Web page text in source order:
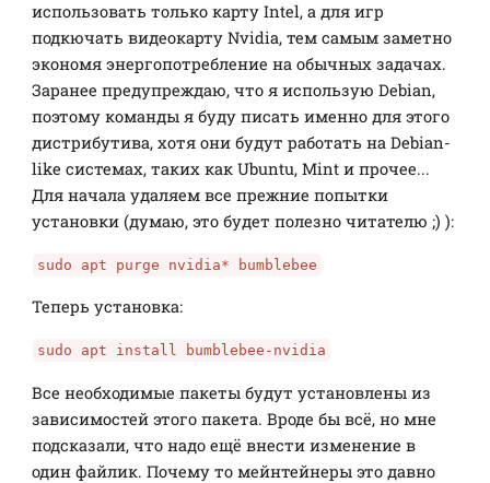
использовать только карту Intel, а для игр
подкючать видеокарту Nvidia, тем самым заметно
экономя энергопотребление на обычных задачах.
Заранее предупреждаю, что я использую Debian,
поэтому команды я буду писать именно для этого
дистрибутива, хотя они будут работать на Debian-
like системах, таких как Ubuntu, Mint и прочее...
Для начала удаляем все прежние попытки
установки (думаю, это будет полезно читателю ;) ):
sudo apt purge nvidia* bumblebee
Теперь установка:
sudo apt install bumblebee-nvidia
Все необходимые пакеты будут установлены из
зависимостей этого пакета. Вроде бы всё, но мне
подсказали, что надо ещё внести изменение в
один файлик. Почему то мейнтейнеры это давно